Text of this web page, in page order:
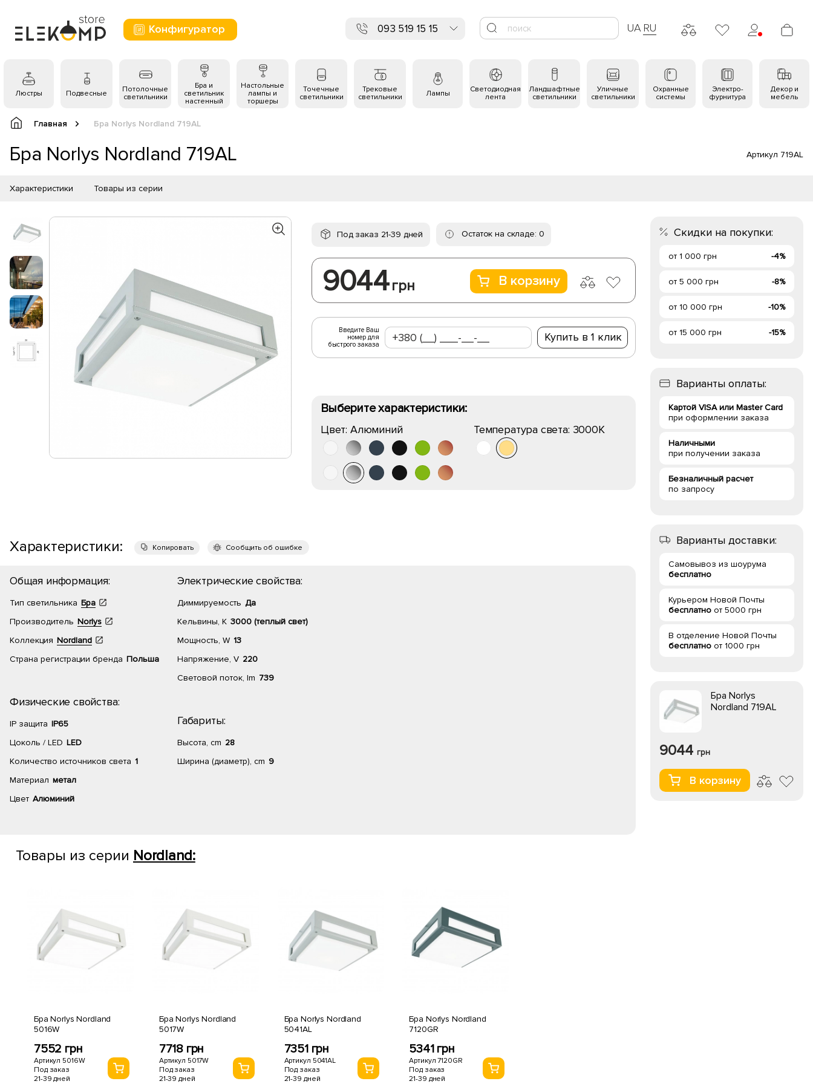
Конфигуратор 093 519 15 15 UA RU
Люстры Подвесные
Потолочные
светильники
Бра и
светильник
настенный
Настольные
лампы и
торшеры
Точечные
светильники
Трековые
светильники
Лампы
Светодиодная
лента
Ландшафтные
светильники
Уличные
светильники
Охранные
системы
Электро-
фурнитура
Декор и
мебель
Главная Бра Norlys Nordland 719AL
Бра Norlys Nordland 719AL Артикул 719AL
Характеристики Товары из серии
Под заказ 21-39 дней Остаток на складе: 0
9044 грн В корзину
Введите Ваш
номер для
быстрого заказа
Купить в 1 клик
Выберите характеристики:
Цвет: Алюминий Температура света: 3000K
Характеристики: Копировать Сообщить об ошибке
Общая информация:
Тип светильника Бра
Производитель Norlys
Коллекция Nordland
Страна регистрации бренда Польша
Физические свойства:
IP защита IP65
Цоколь / LED LED
Количество источников света 1
Материал метал
Цвет Алюминий
Электрические свойства:
Диммируемость Да
Кельвины, К 3000 (теплый свет)
Мощность, W 13
Напряжение, V 220
Световой поток, lm 739
Габариты:
Высота, cm 28
Ширина (диаметр), cm 9
Товары из серии Nordland:
Бра Norlys Nordland
5016W
7552 грн
Артикул 5016W
Под заказ
21-39 дней
Бра Norlys Nordland
5017W
7718 грн
Артикул 5017W
Под заказ
21-39 дней
Бра Norlys Nordland
5041AL
7351 грн
Артикул 5041AL
Под заказ
21-39 дней
Бра Norlys Nordland
7120GR
5341 грн
Артикул 7120GR
Под заказ
21-39 дней
Скидки на покупки:
от 1 000 грн -4%
от 5 000 грн -8%
от 10 000 грн -10%
от 15 000 грн -15%
Варианты оплаты:
Картой VISA или Master Card
при оформлении заказа
Наличными
при получении заказа
Безналичный расчет
по запросу
Варианты доставки:
Самовывоз из шоурума
бесплатно
Курьером Новой Почты
бесплатно от 5000 грн
В отделение Новой Почты
бесплатно от 1000 грн
Бра Norlys
Nordland 719AL
9044 грн
В корзину